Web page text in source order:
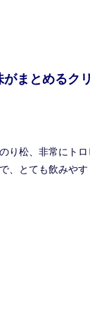
まとめるク
り松、非常にト
とても飲みやす